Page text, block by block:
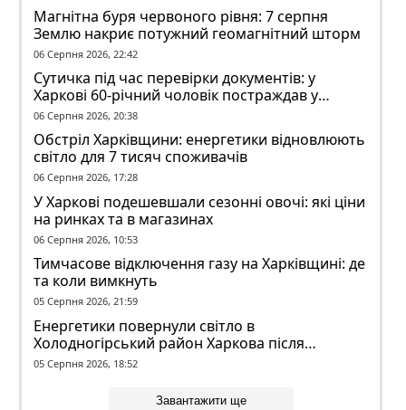
Магнітна буря червоного рівня: 7 серпня
Землю накриє потужний геомагнітний шторм
06 Серпня 2026, 22:42
Сутичка під час перевірки документів: у
Харкові 60-річний чоловік постраждав у
конфлікті з ТЦК
06 Серпня 2026, 20:38
Обстріл Харківщини: енергетики відновлюють
світло для 7 тисяч споживачів
06 Серпня 2026, 17:28
У Харкові подешевшали сезонні овочі: які ціни
на ринках та в магазинах
06 Серпня 2026, 10:53
Тимчасове відключення газу на Харківщині: де
та коли вимкнуть
05 Серпня 2026, 21:59
Енергетики повернули світло в
Холодногірський район Харкова після
ворожого обстрілу
05 Серпня 2026, 18:52
Завантажити ще